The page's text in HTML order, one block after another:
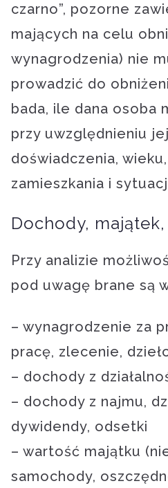
czarno”, pozorne
mających na celu
wynagrodzenia) nie
prowadzić do
bada, ile dana osoba
przy uwzględnieniu
doświadczenia,
zamieszkania i
Dochody,
Przy analizie
pod uwagę brane są
– wynagrodzenie za
pracę, zlecenie,
– dochody z
– dochody z najmu,
dywidendy, odsetki
– wartość majątku
samochody,